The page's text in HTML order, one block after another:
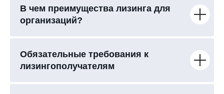
В чем преимущества лизинга для
организаций?
Обязательные требования к
лизингополучателям